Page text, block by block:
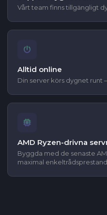
Vårt team finns tillgängligt
Alltid online
Din server körs dygnet runt
AMD Ryzen-drivna
Byggda med de senaste
maximal